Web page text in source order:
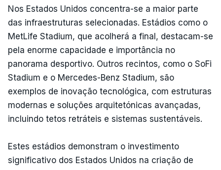
Nos Estados Unidos concentra-se a maior parte
das infraestruturas selecionadas. Estádios como o
MetLife Stadium, que acolherá a final, destacam-se
pela enorme capacidade e importância no
panorama desportivo. Outros recintos, como o SoFi
Stadium e o Mercedes-Benz Stadium, são
exemplos de inovação tecnológica, com estruturas
modernas e soluções arquitetónicas avançadas,
incluindo tetos retráteis e sistemas sustentáveis.
Estes estádios demonstram o investimento
significativo dos Estados Unidos na criação de